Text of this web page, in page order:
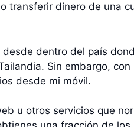
transferir dinero de una
dentro del país
Sin embargo,
desde mi móvil.
u otros servicios que